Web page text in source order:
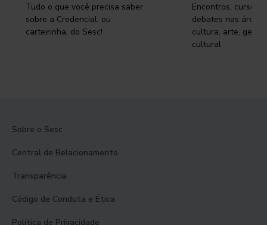
Tudo o que você precisa saber
sobre a Credencial, ou
carteirinha, do Sesc!
Encontros, cursos,
debates nas áreas
cultura, arte,
cultural
Sobre o Sesc
Central de Relacionamento
Transparência
Código de Conduta e Ética
Política de Privacidade